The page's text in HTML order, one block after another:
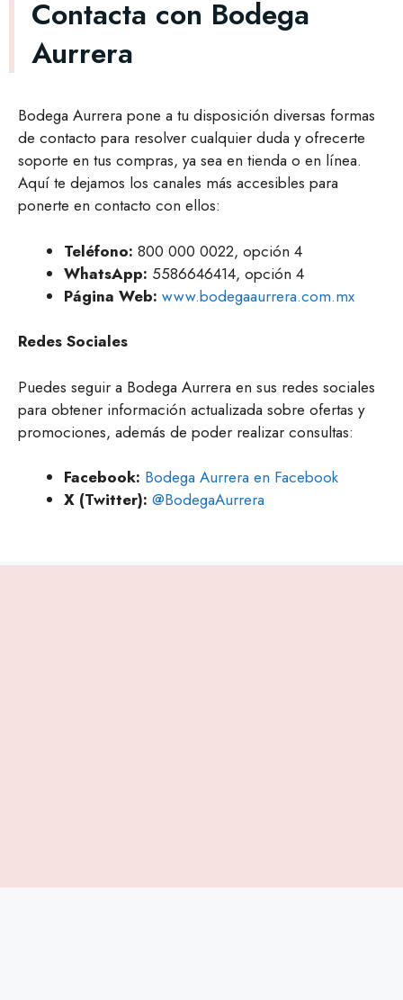
Contacta con Bodega
Aurrera
Bodega Aurrera pone a tu disposición diversas formas
de contacto para resolver cualquier duda y ofrecerte
soporte en tus compras, ya sea en tienda o en línea.
Aquí te dejamos los canales más accesibles para
ponerte en contacto con ellos:
Teléfono: 800 000 0022, opción 4
WhatsApp: 5586646414, opción 4
Página Web: www.bodegaaurrera.com.mx
Redes Sociales
Puedes seguir a Bodega Aurrera en sus redes sociales
para obtener información actualizada sobre ofertas y
promociones, además de poder realizar consultas:
Facebook: Bodega Aurrera en Facebook
X (Twitter): @BodegaAurrera